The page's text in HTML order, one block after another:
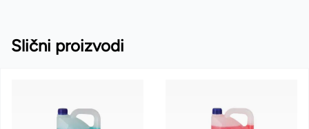
Slični proizvodi